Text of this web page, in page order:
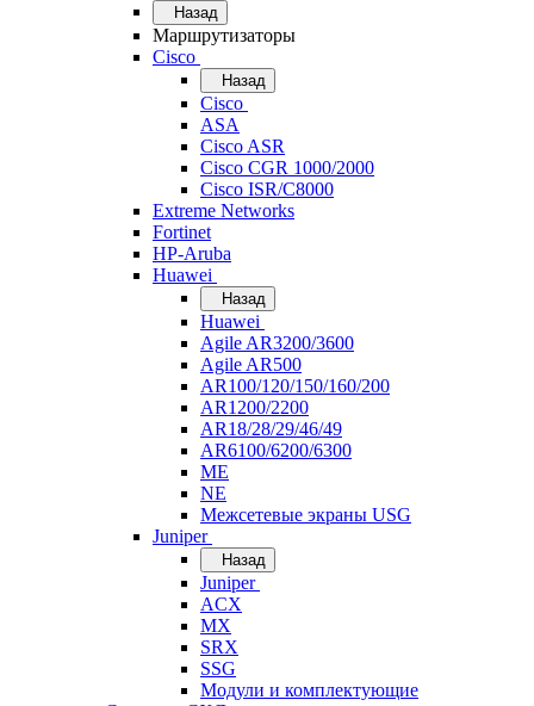
Назад
Маршрутизаторы
Cisco
Назад
Cisco
ASA
Cisco ASR
Cisco CGR 1000/2000
Cisco ISR/С8000
Extreme Networks
Fortinet
HP-Aruba
Huawei
Назад
Huawei
Agile AR3200/3600
Agile AR500
AR100/120/150/160/200
AR1200/2200
AR18/28/29/46/49
AR6100/6200/6300
ME
NE
Межсетевые экраны USG
Juniper
Назад
Juniper
ACX
MX
SRX
SSG
Модули и комплектующие